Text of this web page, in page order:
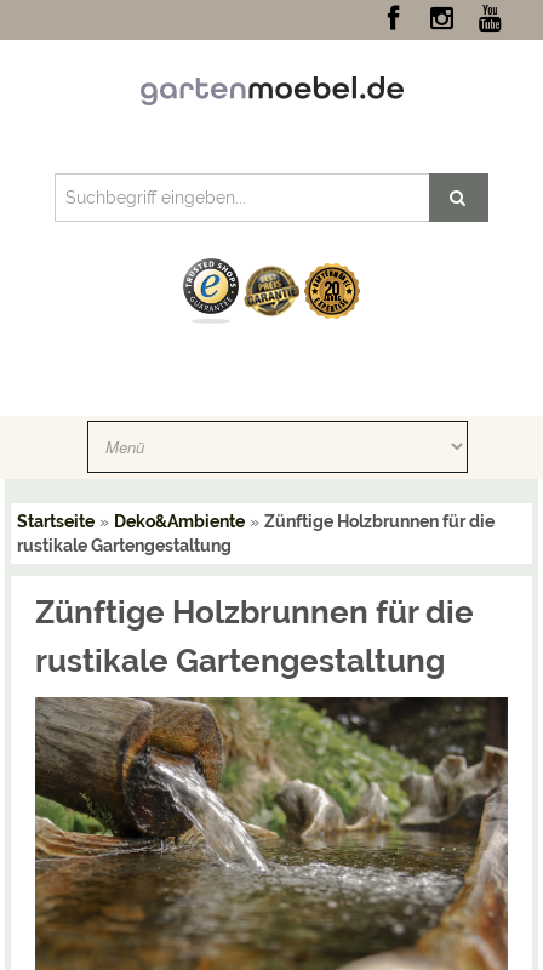
Startseite» Deko&Ambiente» Zünftige Holzbrunnen für die
rustikale Gartengestaltung
Zünftige Holzbrunnen für die
rustikale Gartengestaltung